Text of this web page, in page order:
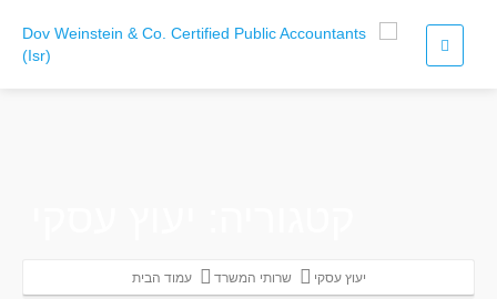
יעוץ עסקי שרותי המשרד עמוד הבית